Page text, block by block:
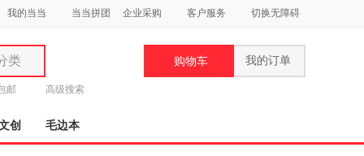
我的当当 当当拼团 企业采购 客户服务 切换无障碍
类
邮 高级搜索
购物车 我的订单
创 毛边本